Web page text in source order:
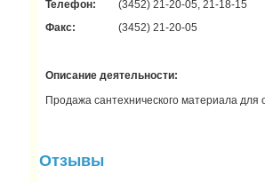
Телефон:
(3452) 21-20-05, 21-18-15
Факс:
(3452) 21-20-05
Описание деятельности:
Продажа сантехнического материала
Отзывы